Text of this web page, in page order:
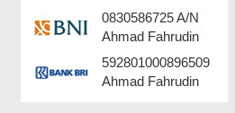
0830586725 A/N
Ahmad Fahrudin
592801000896509
Ahmad Fahrudin